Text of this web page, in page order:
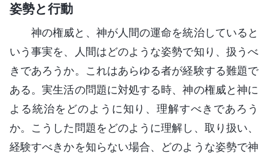
姿勢と行動
神の権威と、神が人間の運命を統治していると
いう事実を、人間はどのような姿勢で知り、扱うべ
きであろうか。これはあらゆる者が経験する難題で
ある。実生活の問題に対処する時、神の権威と神に
よる統治をどのように知り、理解すべきであろう
か。こうした問題をどのように理解し、取り扱い、
経験すべきかを知らない場合、どのような姿勢で神